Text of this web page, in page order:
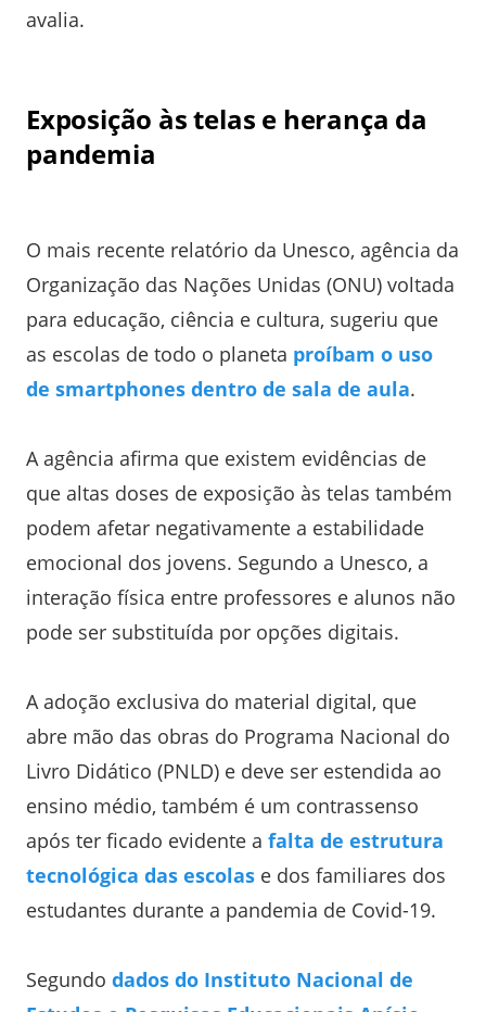
avalia.
Exposição às telas e herança da
pandemia
O mais recente relatório da Unesco, agência da
Organização das Nações Unidas (ONU) voltada
para educação, ciência e cultura, sugeriu que
as escolas de todo o planeta proíbam o uso
de smartphones dentro de sala de aula.
A agência afirma que existem evidências de
que altas doses de exposição às telas também
podem afetar negativamente a estabilidade
emocional dos jovens. Segundo a Unesco, a
interação física entre professores e alunos não
pode ser substituída por opções digitais.
A adoção exclusiva do material digital, que
abre mão das obras do Programa Nacional do
Livro Didático (PNLD) e deve ser estendida ao
ensino médio, também é um contrassenso
após ter ficado evidente a falta de estrutura
tecnológica das escolas e dos familiares dos
estudantes durante a pandemia de Covid-19.
Segundo dados do Instituto Nacional de